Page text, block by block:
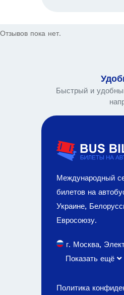
Отзывов пока нет.
Быстрый и
Международный
билетов на
Украине,
Евросоюзу.
г. Москва,
Показать ещё
Политика